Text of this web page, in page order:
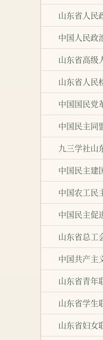
山东省人民
中国人民政
山东省高级
山东省人民
中国国民党
中国民主同
九三学社山
中国民主建
中国农工民
中国民主促
山东省总工
中国共产主
山东省青年
山东省学生
山东省妇女